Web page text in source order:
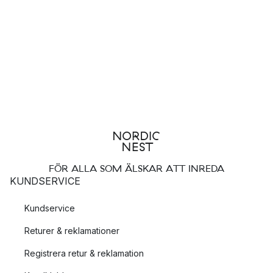
de första är LED-lamporna energisparande samtidigt som de
har en längre livslängd och tåler lägre temperaturer.
lampa som kan dimmas.
FÖR ALLA SOM ÄLSKAR ATT INREDA
KUNDSERVICE
Kundservice
Returer & reklamationer
Registrera retur & reklamation